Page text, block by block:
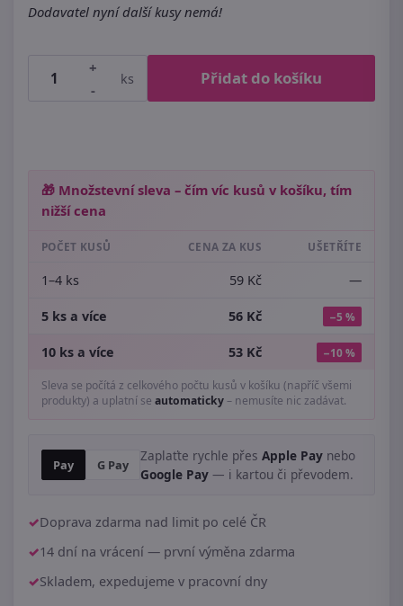
Dodavatel nyní další kusy nemá!
+
-
ks Přidat do košíku
🎁 Množstevní sleva – čím víc kusů v košíku, tím
nižší cena
POČET KUSŮ CENA ZA KUS UŠETŘÍTE
1–4 ks 59 Kč —
5 ks a více 56 Kč −5 %
10 ks a více 53 Kč −10 %
Sleva se počítá z celkového počtu kusů v košíku (napříč všemi
produkty) a uplatní se automaticky– nemusíte nic zadávat.
Pay G Pay
Zaplaťte rychle přes Apple Pay nebo
Google Pay — i kartou či převodem.
Doprava zdarma nad limit po celé ČR
14 dní na vrácení — první výměna zdarma
Skladem, expedujeme v pracovní dny